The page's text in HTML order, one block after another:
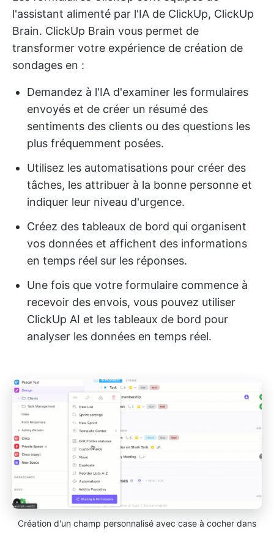
l'assistant alimenté par l'IA de ClickUp, ClickUp
Brain. ClickUp Brain vous permet de
transformer votre expérience de création de
sondages en :
Demandez à l'IA d'examiner les formulaires
envoyés et de créer un résumé des
sentiments des clients ou des questions les
plus fréquemment posées.
Utilisez les automatisations pour créer des
tâches, les attribuer à la bonne personne et
indiquer leur niveau d'urgence.
Créez des tableaux de bord qui organisent
vos données et affichent des informations
en temps réel sur les réponses.
Une fois que votre formulaire commence à
recevoir des envois, vous pouvez utiliser
ClickUp AI et les tableaux de bord pour
analyser les données en temps réel.
Création d'un champ personnalisé avec case à cocher dans